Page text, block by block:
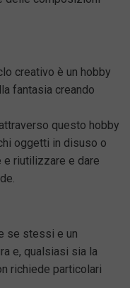
creativo è un hobby
fantasia creando
questo hobby
oggetti in disuso o
e riutilizzare e dare
se stessi e un
e, qualsiasi sia la
richiede particolari